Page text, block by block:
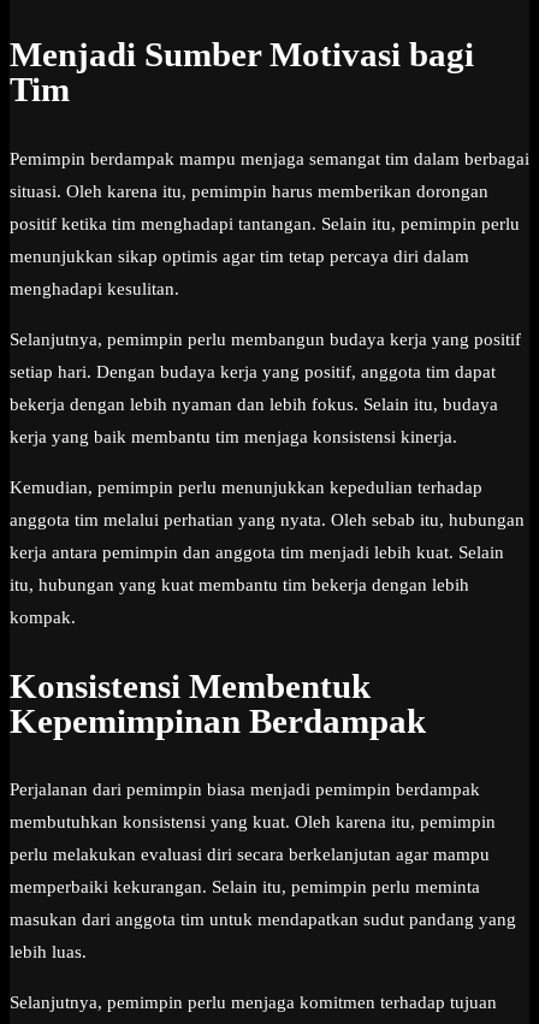
Menjadi Sumber Motivasi bagi
Tim
Pemimpin berdampak mampu menjaga semangat tim dalam berbagai
situasi. Oleh karena itu, pemimpin harus memberikan dorongan
positif ketika tim menghadapi tantangan. Selain itu, pemimpin perlu
menunjukkan sikap optimis agar tim tetap percaya diri dalam
menghadapi kesulitan.
Selanjutnya, pemimpin perlu membangun budaya kerja yang positif
setiap hari. Dengan budaya kerja yang positif, anggota tim dapat
bekerja dengan lebih nyaman dan lebih fokus. Selain itu, budaya
kerja yang baik membantu tim menjaga konsistensi kinerja.
Kemudian, pemimpin perlu menunjukkan kepedulian terhadap
anggota tim melalui perhatian yang nyata. Oleh sebab itu, hubungan
kerja antara pemimpin dan anggota tim menjadi lebih kuat. Selain
itu, hubungan yang kuat membantu tim bekerja dengan lebih
kompak.
Konsistensi Membentuk
Kepemimpinan Berdampak
Perjalanan dari pemimpin biasa menjadi pemimpin berdampak
membutuhkan konsistensi yang kuat. Oleh karena itu, pemimpin
perlu melakukan evaluasi diri secara berkelanjutan agar mampu
memperbaiki kekurangan. Selain itu, pemimpin perlu meminta
masukan dari anggota tim untuk mendapatkan sudut pandang yang
lebih luas.
Selanjutnya, pemimpin perlu menjaga komitmen terhadap tujuan